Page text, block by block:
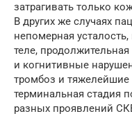
затрагивать только
В других же случаях
непомерная
теле,
и когнитивные
тромбоз и тяжелейшие
терминальная стадия
разных проявлений